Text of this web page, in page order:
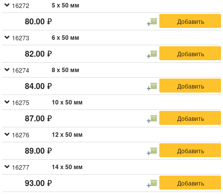
16272 5 х 50 мм
80.00
16273 6 х 50 мм
82.00
16274 8 х 50 мм
84.00
16275 10 х 50 мм
87.00
16276 12 х 50 мм
89.00
16277 14 х 50 мм
93.00